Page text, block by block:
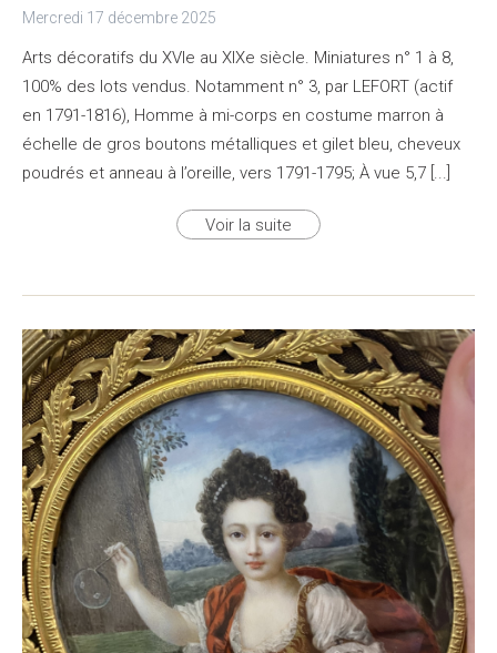
Mercredi 17 décembre 2025
Arts décoratifs du XVIe au XIXe siècle. Miniatures n° 1 à 8,
100% des lots vendus. Notamment n° 3, par LEFORT (actif
en 1791-1816), Homme à mi-corps en costume marron à
échelle de gros boutons métalliques et gilet bleu, cheveux
poudrés et anneau à l’oreille, vers 1791-1795; À vue 5,7 [...]
Voir la suite